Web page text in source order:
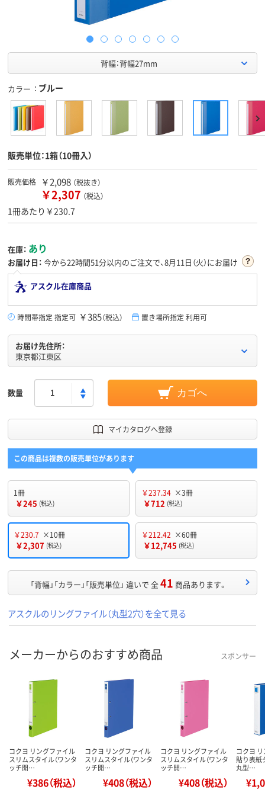
背幅：背幅27mm
カラー ブルー
販売単位：1箱（10冊入）
販売価格 ￥2,098 （税抜き）
￥2,307 （税込）
1冊あたり￥230.7
在庫： あり
お届け日： 今から22時間51分以内のご注文で、8月11日（火）にお届け
アスクル在庫商品
時間帯指定 指定可 ￥385（税込） 置き場所指定 利用可
お届け先住所：
東京都江東区
数量 カゴへ
マイカタログへ登録
この商品は複数の販売単位があります
1冊
￥245 (税込)
￥237.34 ×3冊
￥712 (税込)
￥230.7 ×10冊
￥2,307 (税込)
￥212.42 ×60冊
￥12,745 (税込)
「背幅」「カラー」「販売単位」 違いで 全41 商品あります。
アスクルのリングファイル（丸型2穴）を全て見る
メーカーからのおすすめ商品 スポンサー
コクヨ リングファイル
スリムスタイル（ワンタ
ッチ開…
¥386（税込）
コクヨ リングファイル
スリムスタイル（ワンタ
ッチ開…
¥408（税込）
コクヨ リングファイル
スリムスタイル（ワンタ
ッチ開…
¥408（税込）
コクヨ
貼り表紙
丸型…